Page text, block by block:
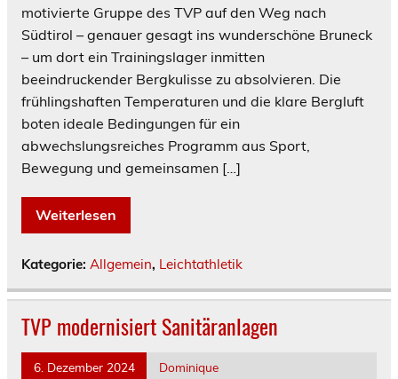
motivierte Gruppe des TVP auf den Weg nach
Südtirol – genauer gesagt ins wunderschöne Bruneck
– um dort ein Trainingslager inmitten
beeindruckender Bergkulisse zu absolvieren. Die
frühlingshaften Temperaturen und die klare Bergluft
boten ideale Bedingungen für ein
abwechslungsreiches Programm aus Sport,
Bewegung und gemeinsamen […]
Weiterlesen
Kategorie: Allgemein, Leichtathletik
TVP modernisiert Sanitäranlagen
6. Dezember 2024 Dominique